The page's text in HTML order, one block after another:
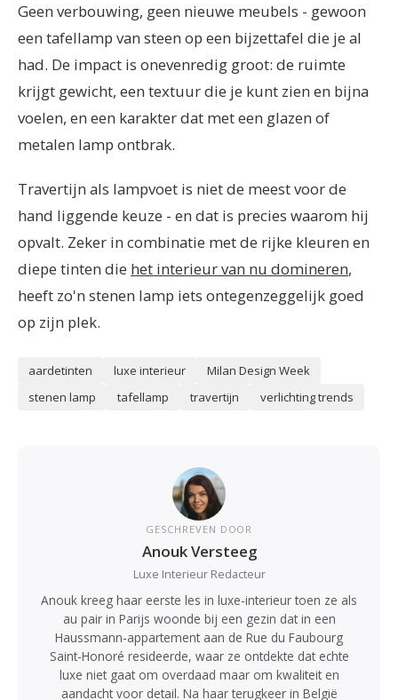
Geen verbouwing, geen nieuwe meubels - gewoon
een tafellamp van steen op een bijzettafel die je al
had. De impact is onevenredig groot: de ruimte
krijgt gewicht, een textuur die je kunt zien en bijna
voelen, en een karakter dat met een glazen of
metalen lamp ontbrak.
Travertijn als lampvoet is niet de meest voor de
hand liggende keuze - en dat is precies waarom hij
opvalt. Zeker in combinatie met de rijke kleuren en
diepe tinten die het interieur van nu domineren,
heeft zo'n stenen lamp iets ontegenzeggelijk goed
op zijn plek.
aardetinten luxe interieur
Milan Design Week
stenen lamp
tafellamp travertijn verlichting trends
GESCHREVEN DOOR
Anouk Versteeg
Luxe Interieur Redacteur
Anouk kreeg haar eerste les in luxe-interieur toen ze als
au pair in Parijs woonde bij een gezin dat in een
Haussmann-appartement aan de Rue du Faubourg
Saint-Honoré resideerde, waar ze ontdekte dat echte
luxe niet gaat om overdaad maar om kwaliteit en
aandacht voor detail. Na haar terugkeer in België